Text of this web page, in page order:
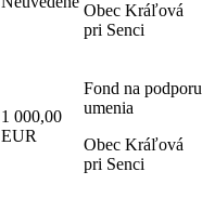
Obec Kráľová
pri Senci
1 000,00
EUR
Fond na podporu
umenia
Obec Kráľová
pri Senci